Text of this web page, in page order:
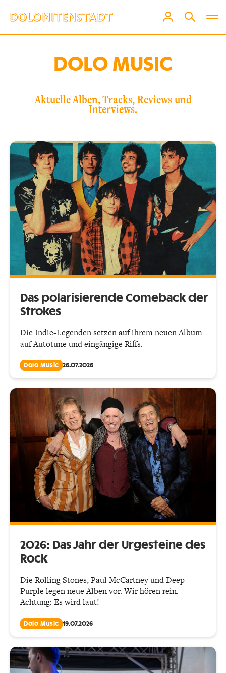
DOLO MUSIC
Aktuelle Alben, Tracks, Reviews und
Interviews.
Das polarisierende Comeback der
Strokes
Die Indie-Legenden setzen auf ihrem neuen Album
auf Autotune und eingängige Riffs.
Dolo Music 26.07.2026
2026: Das Jahr der Urgesteine des
Rock
Die Rolling Stones, Paul McCartney und Deep
Purple legen neue Alben vor. Wir hören rein.
Achtung: Es wird laut!
Dolo Music 19.07.2026